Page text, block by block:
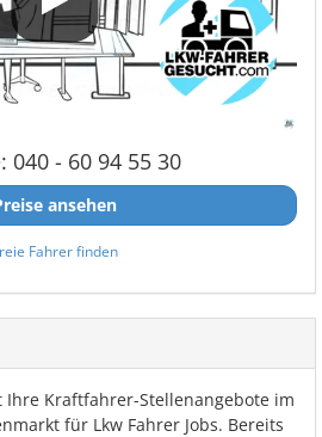
040 - 60 94 55 30
ansehen
Fahrer finden
Ihre Kraftfahrer-Stellenangebote im
für Lkw Fahrer Jobs. Bereits